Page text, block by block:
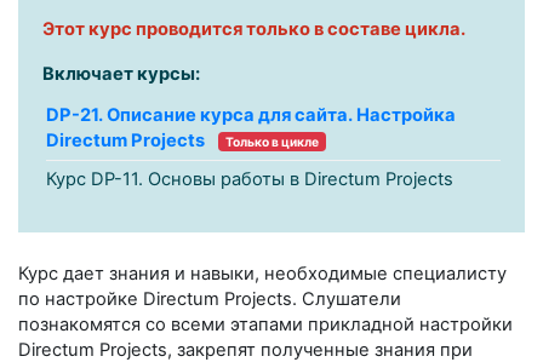
Этот курс проводится только в составе цикла.
Включает курсы:
DP-21. Описание курса для сайта. Настройка
Directum Projects
Только в цикле
Курс DP-11. Основы работы в Directum Projects
Курс дает знания и навыки, необходимые специалисту
по настройке Directum Projects. Слушатели
познакомятся со всеми этапами прикладной настройки
Directum Projects, закрепят полученные знания при